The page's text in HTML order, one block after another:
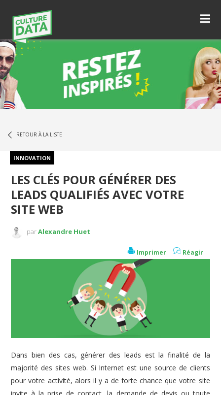
RETOUR À LA LISTE
INNOVATION
LES CLÉS POUR GÉNÉRER DES
LEADS QUALIFIÉS AVEC VOTRE
SITE WEB
parAlexandre Huet
Réagir
Imprimer
Dans bien des cas, générer des leads est la finalité de la
majorité des sites web. Si Internet est une source de clients
pour votre activité, alors il y a de forte chance que votre site